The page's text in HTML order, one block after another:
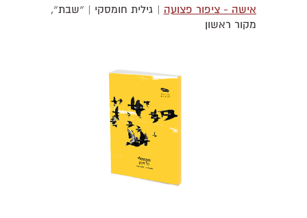
אישה - ציפור פצועה | גילית חומסקי | ״שבת״,
מקור ראשון